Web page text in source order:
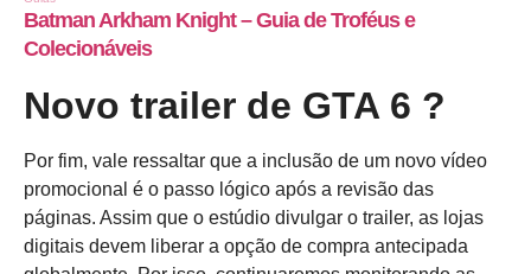
Novo trailer de GTA 6 ?
Por fim, vale ressaltar que a inclusão de um novo vídeo
promocional é o passo lógico após a revisão das
páginas. Assim que o estúdio divulgar o trailer, as lojas
digitais devem liberar a opção de compra antecipada